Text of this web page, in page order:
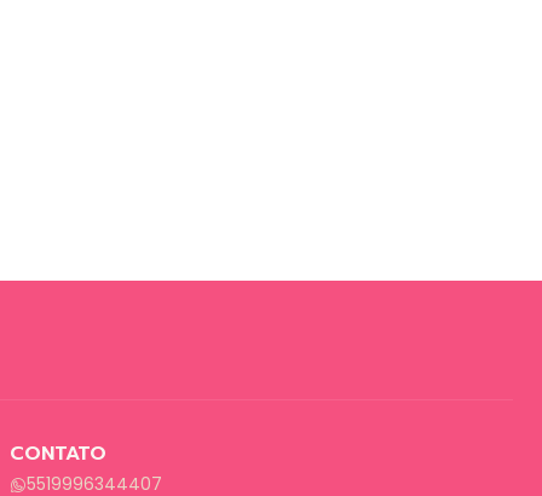
CONTATO
5519996344407